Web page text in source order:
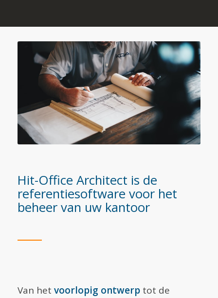
Hit-Office Architect is de
referentiesoftware voor het
beheer van uw kantoor
Van het voorlopig ontwerptot de